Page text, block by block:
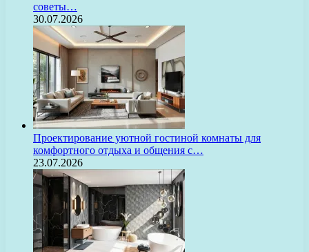
советы…
30.07.2026
Проектирование уютной гостиной комнаты для
комфортного отдыха и общения с…
23.07.2026